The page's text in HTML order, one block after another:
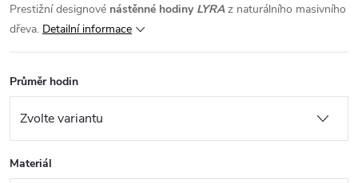
Prestižní designové nástěnné hodiny LYRAz naturálního masivního
dřeva. Detailní informace
Průměr hodin
Materiál